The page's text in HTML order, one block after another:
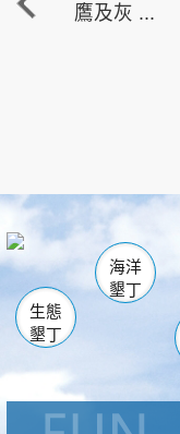
鷹及灰 ...
海生館
恆春
龍鑾潭
瓊麻
關山
白砂
生態
墾丁
海洋
墾丁